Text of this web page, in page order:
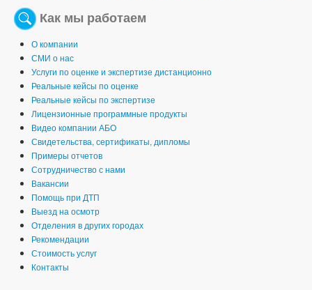
Как мы работаем
О компании
СМИ о нас
Услуги по оценке и экспертизе дистанционно
Реальные кейсы по оценке
Реальные кейсы по экспертизе
Лицензионные программные продукты
Видео компании АБО
Свидетельства, сертификаты, дипломы
Примеры отчетов
Сотрудничество с нами
Вакансии
Помощь при ДТП
Выезд на осмотр
Отделения в других городах
Рекомендации
Стоимость услуг
Контакты